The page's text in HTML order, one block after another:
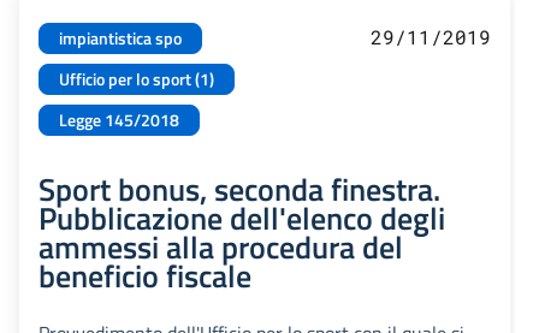
impiantistica spo
Ufficio per lo sport (1)
Legge 145/2018
29/11/2019
Sport bonus, seconda finestra.
Pubblicazione dell'elenco degli
ammessi alla procedura del
beneficio fiscale